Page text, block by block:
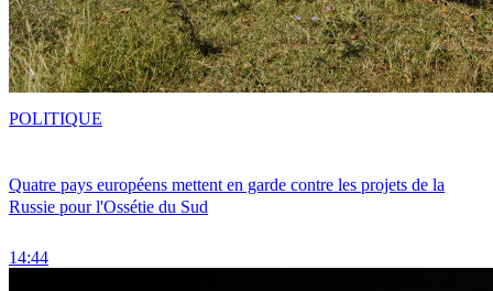
Quatre pays européens mettent en garde contre les projets de la
Russie pour l'Ossétie du Sud
14:44
POLITIQUE